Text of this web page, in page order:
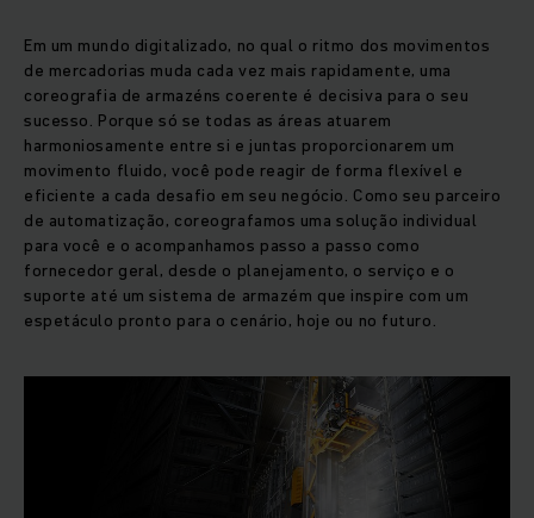
Em um mundo digitalizado, no qual o ritmo dos movimentos
de mercadorias muda cada vez mais rapidamente, uma
coreografia de armazéns coerente é decisiva para o seu
sucesso. Porque só se todas as áreas atuarem
harmoniosamente entre si e juntas proporcionarem um
movimento fluido, você pode reagir de forma flexível e
eficiente a cada desafio em seu negócio. Como seu parceiro
de automatização, coreografamos uma solução individual
para você e o acompanhamos passo a passo como
fornecedor geral, desde o planejamento, o serviço e o
suporte até um sistema de armazém que inspire com um
espetáculo pronto para o cenário, hoje ou no futuro.